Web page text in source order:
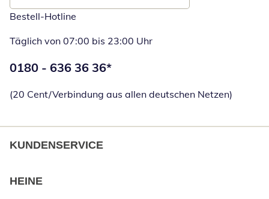
Bestell-Hotline
Täglich von 07:00 bis 23:00 Uhr
Telefonnummer:
0180 - 636 36 36*
(20 Cent/Verbindung aus allen deutschen Netzen)
KUNDENSERVICE
HEINE